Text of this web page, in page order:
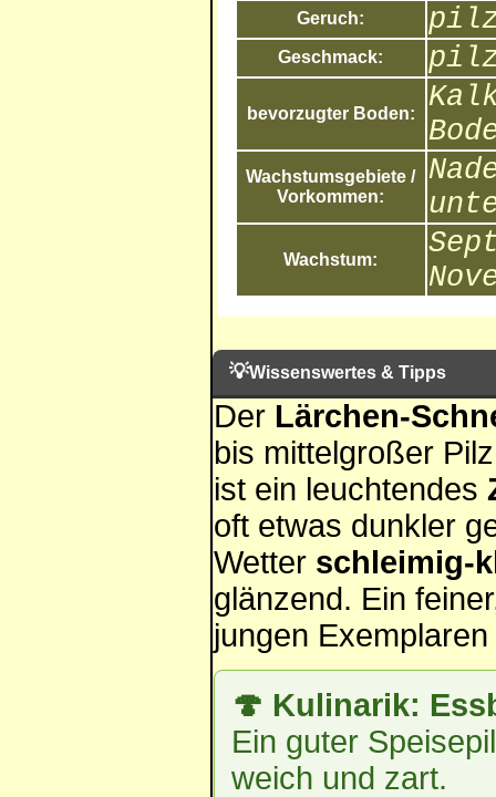
Geruch:
Geschmack:
bevorzugter Boden:
Wachstumsgebiete /
Vorkommen:
Wachstum:
💡Wissenswertes & Tipps
Der Lärchen-
bis mittelgroßer
ist ein leuchtendes
oft etwas dunkler
Wetter schleimig-
glänzend. Ein
jungen
🍄 Kulinarik:
Ein guter
weich und zart.